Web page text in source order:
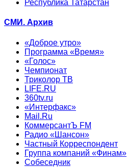
Республика Татарстан
СМИ. Архив
«Доброе утро»
Программа «Время»
«Голос»
Чемпионат
Триколор ТВ
LIFE.RU
360tv.ru
«Интерфакс»
Mail.Ru
КоммерсантЪ FM
Радио «Шансон»
Частный Корреспондент
Группа компаний «Финам»
Собеседник